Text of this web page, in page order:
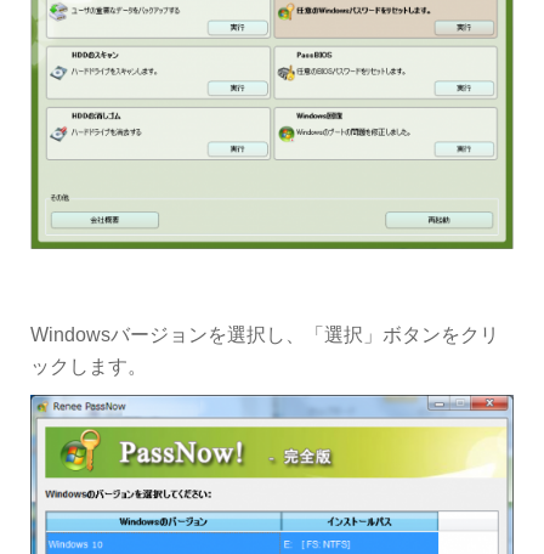
Windowsバージョンを選択し、「選択」ボタンをクリ
ックします。